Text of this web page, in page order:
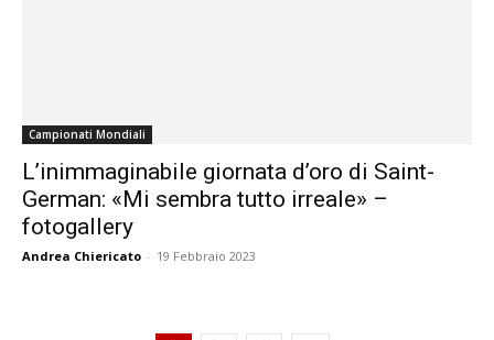
Campionati Mondiali
L’inimmaginabile giornata d’oro di Saint-
German: «Mi sembra tutto irreale» –
fotogallery
Andrea Chiericato - 19 Febbraio 2023